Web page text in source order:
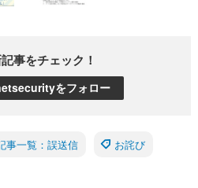
事をチェック！
をフォロー
一覧：誤送信 お詫び